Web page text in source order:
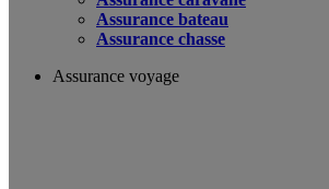
Assurance bateau
Assurance chasse
Assurance voyage